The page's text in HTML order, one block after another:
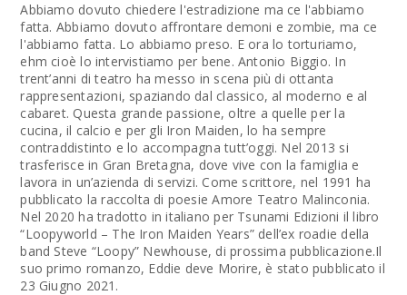
Abbiamo dovuto chiedere l'estradizione ma ce l'abbiamo
fatta. Abbiamo dovuto affrontare demoni e zombie, ma ce
l'abbiamo fatta. Lo abbiamo preso. E ora lo torturiamo,
ehm cioè lo intervistiamo per bene. Antonio Biggio. In
trent’anni di teatro ha messo in scena più di ottanta
rappresentazioni, spaziando dal classico, al moderno e al
cabaret. Questa grande passione, oltre a quelle per la
cucina, il calcio e per gli Iron Maiden, lo ha sempre
contraddistinto e lo accompagna tutt’oggi. Nel 2013 si
trasferisce in Gran Bretagna, dove vive con la famiglia e
lavora in un’azienda di servizi. Come scrittore, nel 1991 ha
pubblicato la raccolta di poesie Amore Teatro Malinconia.
Nel 2020 ha tradotto in italiano per Tsunami Edizioni il libro
“Loopyworld – The Iron Maiden Years” dell’ex roadie della
band Steve “Loopy” Newhouse, di prossima pubblicazione.Il
suo primo romanzo, Eddie deve Morire, è stato pubblicato il
23 Giugno 2021.